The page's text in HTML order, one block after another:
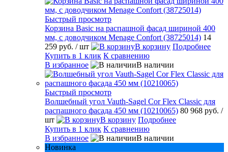
Быстрый просмотр
Корзина Basic на распашной фасад шириной 400
мм, с доводчиком Menage Confort (38725014) 14
259 руб. / шт В корзину Подробнее
Купить в 1 клик К сравнению
В избранное
В наличии
Быстрый просмотр
Волшебный угол Vauth-Sagel Cor Flex Classic для
распашного фасада 450 мм (10210065) 80 968 руб. /
шт
В корзину Подробнее
Купить в 1 клик К сравнению
В избранное
В наличии
Новинка